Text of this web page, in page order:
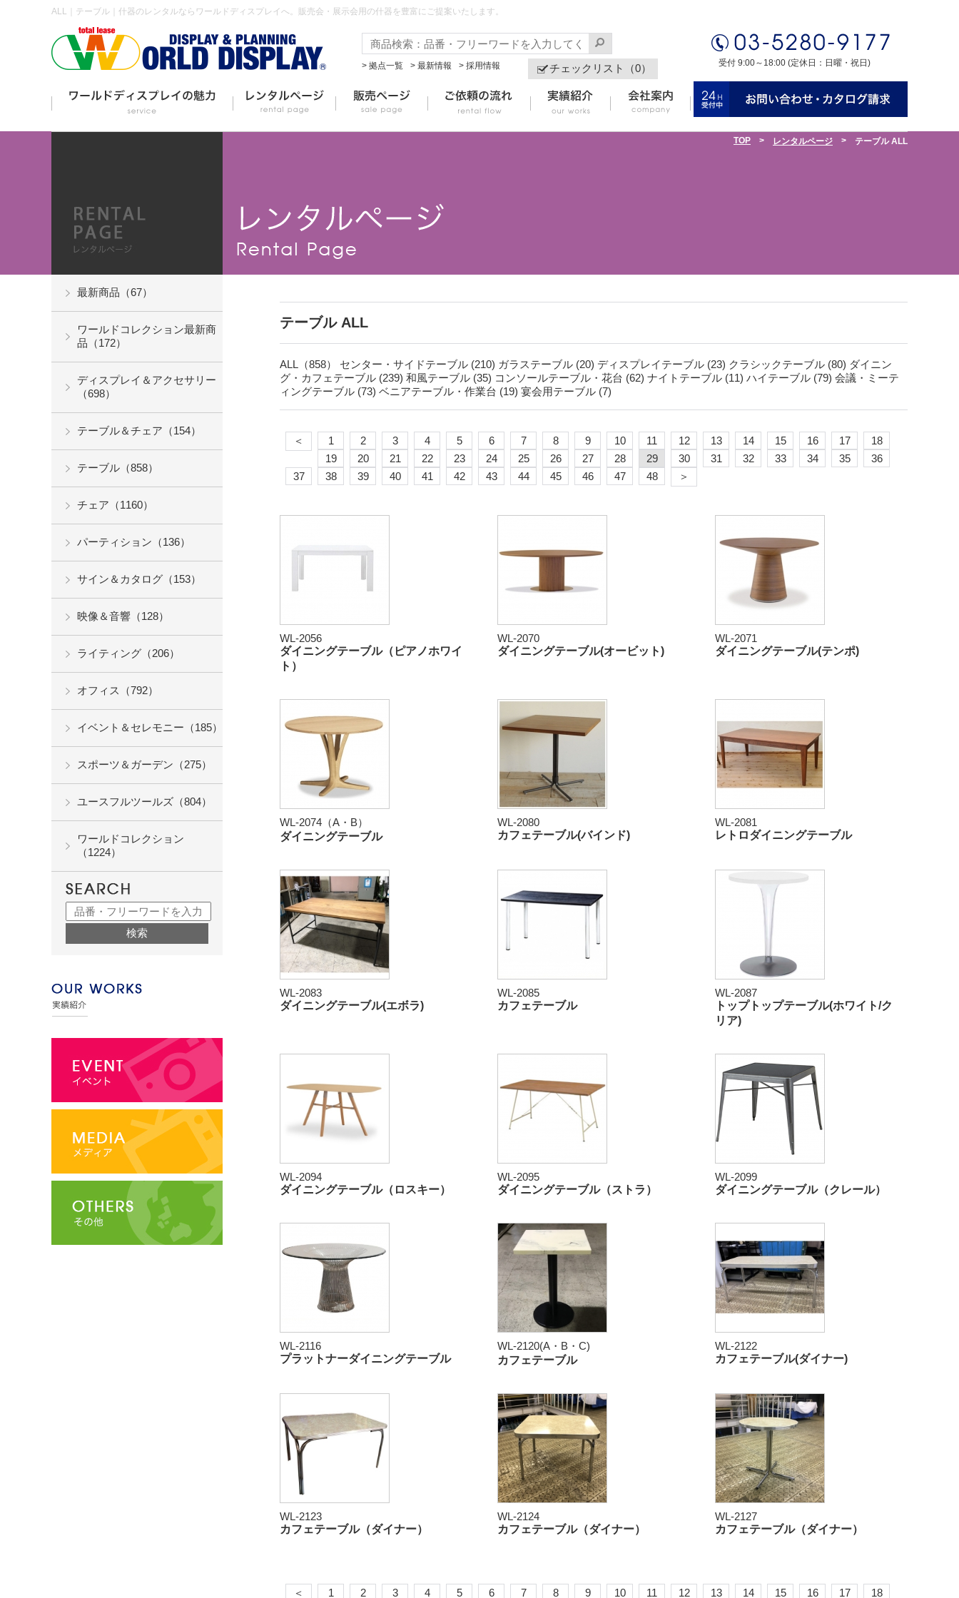
ALL｜テーブル｜什器のレンタルならワールドディスプレイへ。販売会・展示会用の什器を豊富にご提案いたします。
> 拠点一覧 > 最新情報 > 採用情報 チェックリスト（0） 受付 9:00～18:00 (定休日：日曜・祝日)
TOP > レンタルページ > テーブル ALL
テーブル ALL
ALL（858） センター・サイドテーブル (210) ガラステーブル (20) ディスプレイテーブル (23) クラシックテーブル (80) ダイニン
グ・カフェテーブル (239) 和風テーブル (35) コンソールテーブル・花台 (62) ナイトテーブル (11) ハイテーブル (79) 会議・ミーテ
ィングテーブル (73) ベニアテーブル・作業台 (19) 宴会用テーブル (7)
＜ 1 2 3 4 5 6 7 8 9 10 11 12 13 14 15 16 17
18
19
20 21 22 23 24 25 26 27 28 29 30 31 32 33 34 35
36
37
38 39 40 41 42 43 44 45 46 47 48 ＞
WL-2056
ダイニングテーブル（ピアノホワイ
ト）
WL-2070
ダイニングテーブル(オービット)
WL-2071
ダイニングテーブル(テンポ)
WL-2074（A・B）
ダイニングテーブル
WL-2080
カフェテーブル(バインド)
WL-2081
レトロダイニングテーブル
WL-2083
ダイニングテーブル(エボラ)
WL-2085
カフェテーブル
WL-2087
トップトップテーブル(ホワイト/ク
リア)
WL-2094
ダイニングテーブル（ロスキー）
WL-2095
ダイニングテーブル（ストラ）
WL-2099
ダイニングテーブル（クレール）
WL-2116
プラットナーダイニングテーブル
WL-2120(A・B・C)
カフェテーブル
WL-2122
カフェテーブル(ダイナー)
WL-2123
カフェテーブル（ダイナー）
WL-2124
カフェテーブル（ダイナー）
WL-2127
カフェテーブル（ダイナー）
＜ 1 2 3 4 5 6 7 8 9 10 11 12 13 14 15 16 17 18
最新商品（67）
ワールドコレクション最新商
品（172）
ディスプレイ＆アクセサリー
（698）
テーブル＆チェア（154）
テーブル（858）
チェア（1160）
パーティション（136）
サイン＆カタログ（153）
映像＆音響（128）
ライティング（206）
オフィス（792）
イベント＆セレモニー（185）
スポーツ＆ガーデン（275）
ユースフルツールズ（804）
ワールドコレクション
（1224）